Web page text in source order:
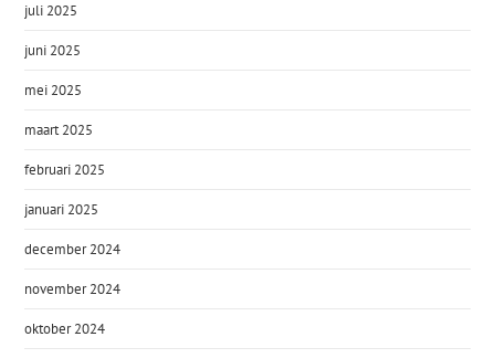
juli 2025
juni 2025
mei 2025
maart 2025
februari 2025
januari 2025
december 2024
november 2024
oktober 2024